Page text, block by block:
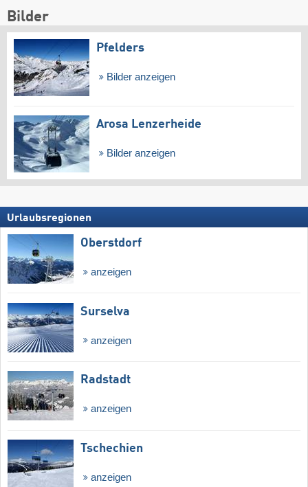
Bilder
Pfelders
Bilder anzeigen
Arosa Lenzerheide
Bilder anzeigen
Urlaubsregionen
Oberstdorf
anzeigen
Surselva
anzeigen
Radstadt
anzeigen
Tschechien
anzeigen